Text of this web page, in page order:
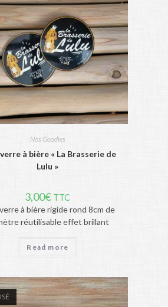
Nos Goodies
à bière « La Brasserie de
Lulu »
3,00€ TTC
à bière rigide rond 8cm de
réutilisable effet brillant
Read more